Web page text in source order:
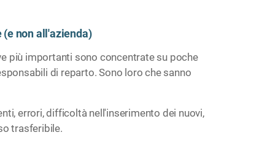
(e non all'azienda)
più importanti sono concentrate su poche
di reparto. Sono loro che sanno
errori, difficoltà nell'inserimento dei nuovi,
trasferibile.